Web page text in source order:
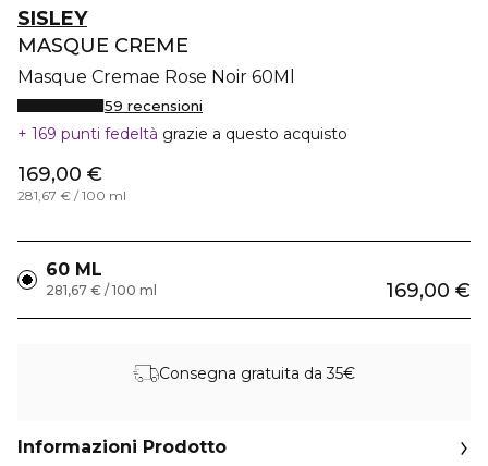
SISLEY
MASQUE CREME
Masque Cremae Rose Noir 60Ml
59 recensioni
169 punti fedeltà grazie a questo acquisto
169,00 €
281,67 € / 100 ml
60 ML
169,00 €
281,67 € / 100 ml
Consegna gratuita da 35€
Informazioni Prodotto